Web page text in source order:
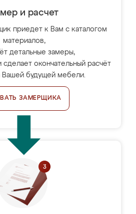
и расчет
приедет к Вам с каталогом
материалов,
детальные замеры,
сделает окончательный расчёт
Вашей будущей мебели.
ЗАМЕРЩИКА